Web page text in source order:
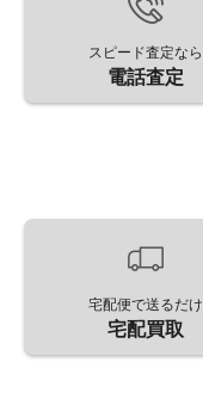
スピード査定なら
電話査定
宅配便で送るだけ
宅配買取